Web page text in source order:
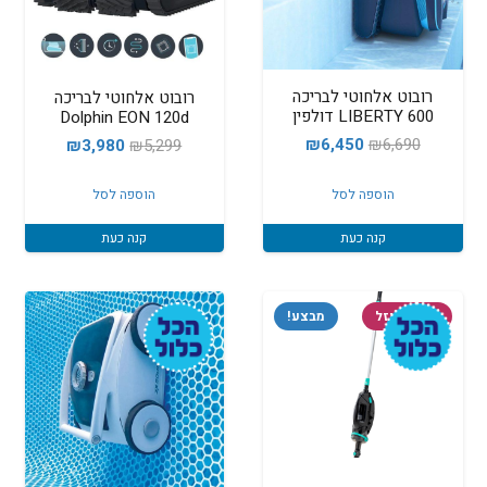
רובוט אלחוטי לבריכה
LIBERTY 600 דולפין
₪6,690
המחיר
היה:
₪6,690.
₪6,450
₪6,450.
הוספה לסל
קנה כעת
רובוט אלחוטי לבריכה
Dolphin EON 120d
₪5,299
המחיר
היה:
₪5,299.
₪3,980
המחיר
₪3,980.
הוספה לסל
קנה כעת
מבצע! המלאי אזל